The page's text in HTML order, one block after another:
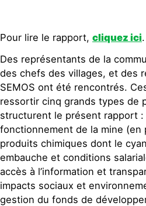
Pour lire le rapport, cliquez ici.
Des représentants de la
des chefs des villages, et des
SEMOS ont été rencontrés.
ressortir cinq grands types de
structurent le présent rapport :
fonctionnement de la mine
produits chimiques dont le
embauche et conditions
accès à l’information et
impacts sociaux et
gestion du fonds de